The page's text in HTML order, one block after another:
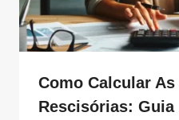
Como Calcular As
Rescisórias: Guia